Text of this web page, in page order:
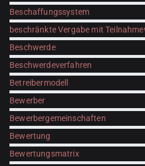
Beschaffungssystem
beschränkte Vergabe mit
Beschwerde
Beschwerdeverfahren
Betreibermodell
Bewerber
Bewerbergemeinschaften
Bewertung
Bewertungsmatrix